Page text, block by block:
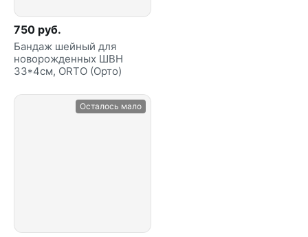
750 руб.
Бандаж шейный для
новорожденных ШВН
33*4см, ORTO (Орто)
Осталось мало